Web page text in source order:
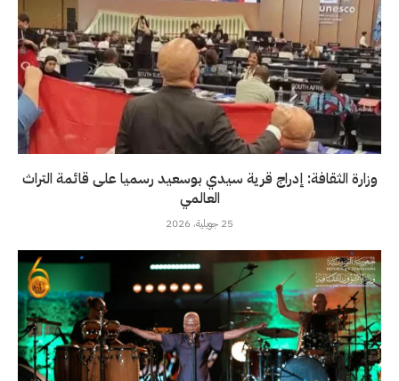
وزارة الثقافة: إدراج قرية سيدي بوسعيد رسميا على قائمة التراث
العالمي
25 جويلية، 2026